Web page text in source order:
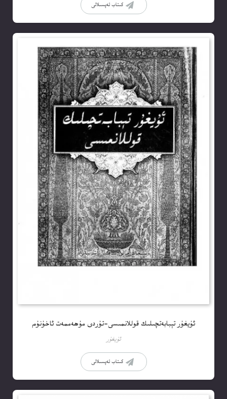
كىتاب تەپسىلاتى
ئۇيغۇر تېبابەتچىلىك قوللانمىسى-تۇردى مۇھەممەت ئاخۇنۇم
ئۇيغۇر
كىتاب تەپسىلاتى